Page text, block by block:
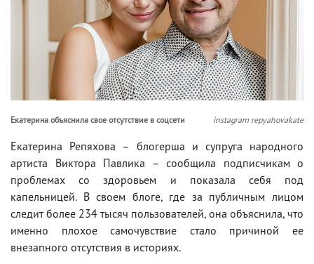
Екатерина объяснила свое отсутствие в соцсети instagram repyahovakate
Екатерина Репяхова – блогерша и супруга народного
артиста Виктора Павлика – сообщила подписчикам о
проблемах со здоровьем и показала себя под
капельницей. В своем блоге, где за публичным лицом
следит более 234 тысяч пользователей, она объяснила, что
именно плохое самочувствие стало причиной ее
внезапного отсутствия в историях.